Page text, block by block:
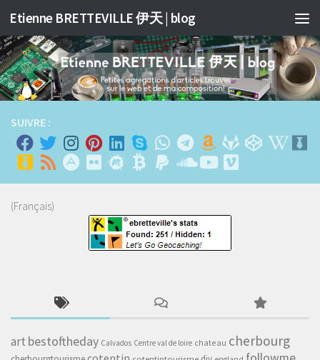
跳至内容
Etienne BRETTEVILLE 伊天 | blog
SUIVRE :
(Français)
art bestoftheday Calvados Centre val de loire chateau cherbourg